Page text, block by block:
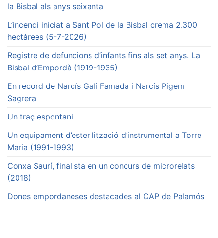
la Bisbal als anys seixanta
L’incendi iniciat a Sant Pol de la Bisbal crema 2.300
hectàrees (5-7-2026)
Registre de defuncions d’infants fins als set anys. La
Bisbal d’Empordà (1919-1935)
En record de Narcís Galí Famada i Narcís Pigem
Sagrera
Un traç espontani
Un equipament d’esterilització d’instrumental a Torre
Maria (1991-1993)
Conxa Saurí, finalista en un concurs de microrelats
(2018)
Dones empordaneses destacades al CAP de Palamós